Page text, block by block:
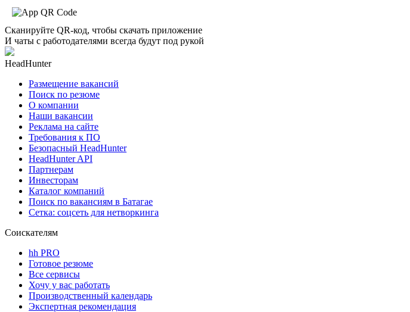
Сканируйте QR-код, чтобы скачать приложение
И чаты с работодателями всегда будут под рукой
HeadHunter
Размещение вакансий
Поиск по резюме
О компании
Наши вакансии
Реклама на сайте
Требования к ПО
Безопасный HeadHunter
HeadHunter API
Партнерам
Инвесторам
Каталог компаний
Поиск по вакансиям в Батагае
Сетка: соцсеть для нетворкинга
Соискателям
hh PRO
Готовое резюме
Все сервисы
Хочу у вас работать
Производственный календарь
Экспертная рекомендация